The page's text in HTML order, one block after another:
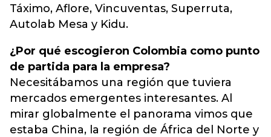
Táximo, Aflore, Vincuventas, Superruta,
Autolab Mesa y Kidu.
¿Por qué escogieron Colombia como punto
de partida para la empresa?
Necesitábamos una región que tuviera
mercados emergentes interesantes. Al
mirar globalmente el panorama vimos que
estaba China, la región de África del Norte y